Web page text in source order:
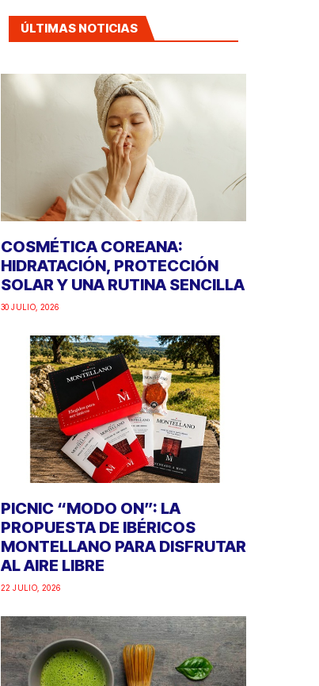
ÚLTIMAS NOTICIAS
COSMÉTICA COREANA:
HIDRATACIÓN, PROTECCIÓN
SOLAR Y UNA RUTINA SENCILLA
30 JULIO, 2026
PICNIC “MODO ON”: LA
PROPUESTA DE IBÉRICOS
MONTELLANO PARA DISFRUTAR
AL AIRE LIBRE
22 JULIO, 2026